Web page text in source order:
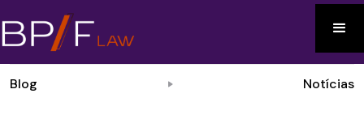
Blog Notícias